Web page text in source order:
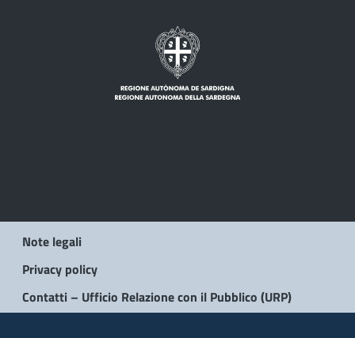
Note legali
Privacy policy
Contatti – Ufficio Relazione con il Pubblico (URP)